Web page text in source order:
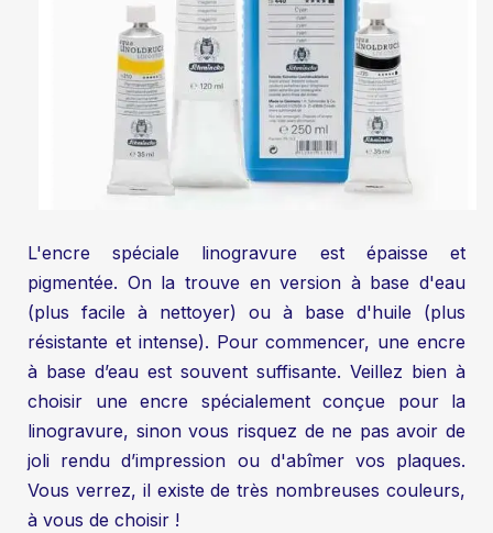
L'encre spéciale linogravure est épaisse et
pigmentée. On la trouve en version à base d'eau
(plus facile à nettoyer) ou à base d'huile (plus
résistante et intense). Pour commencer, une encre
à base d’eau est souvent suffisante. Veillez bien à
choisir une encre spécialement conçue pour la
linogravure, sinon vous risquez de ne pas avoir de
joli rendu d’impression ou d'abîmer vos plaques.
Vous verrez, il existe de très nombreuses couleurs,
à vous de choisir !